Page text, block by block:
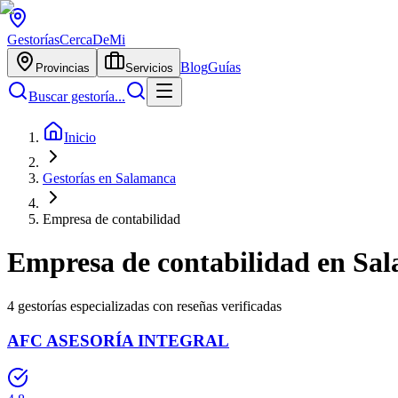
GestoríasCercaDeMi
Provincias Servicios BlogGuías
Buscar gestoría...
Inicio
Gestorías en Salamanca
Empresa de contabilidad
Empresa de contabilidad en
4 gestorías especializadas con reseñas verificadas
AFC ASESORÍA INTEGRAL